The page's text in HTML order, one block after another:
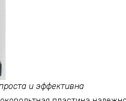
и эффективна